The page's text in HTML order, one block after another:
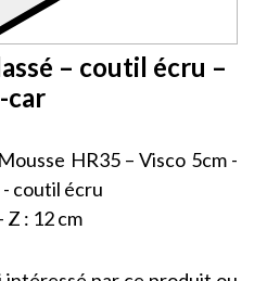
– coutil écru –
car
HR35 – Visco 5cm -
coutil écru
Z : 12 cm